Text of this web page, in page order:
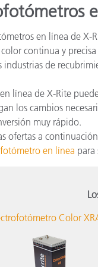
en línea de
continua y
industrias de
línea de X-Rite
los cambios
muy rápido.
ofertas a
en línea para
Color